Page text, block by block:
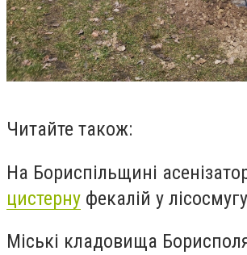
Читайте також:
На Бориспільщині
цистерну фекалій у лісосмугу
Міські кладовища